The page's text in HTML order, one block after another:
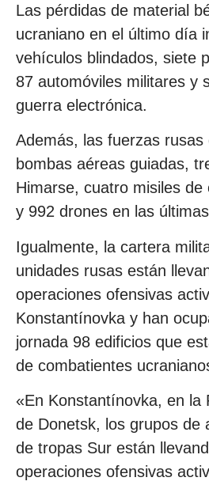
Las pérdidas de material
ucraniano en el último día
vehículos blindados, siete
87 automóviles militares y
guerra electrónica.
Además, las fuerzas rusas
bombas aéreas guiadas,
Himarse, cuatro misiles de
y 992 drones en las
Igualmente, la cartera
unidades rusas están
operaciones ofensivas
Konstantínovka y han
jornada 98 edificios que
de combatientes
«En Konstantínovka, en la
de Donetsk, los grupos de
de tropas Sur están
operaciones ofensivas